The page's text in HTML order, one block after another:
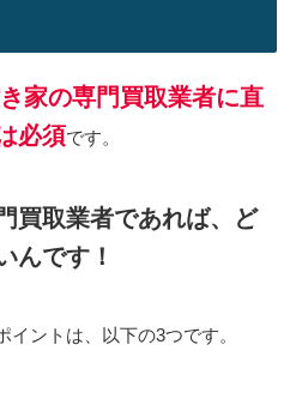
家の専門買取業者に直
必須です。
買取業者であれば、ど
んです！
ントは、以下の3つです。